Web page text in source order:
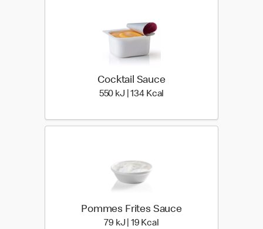
Cocktail Sauce
550 kJ | 134 Kcal
Pommes Frites Sauce
79 kJ | 19 Kcal